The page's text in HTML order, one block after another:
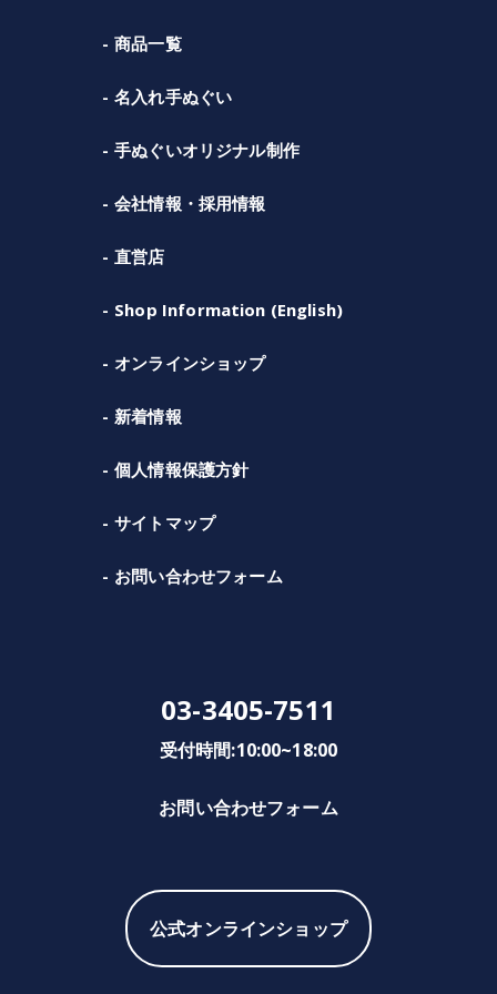
商品一覧
名入れ手ぬぐい
手ぬぐいオリジナル制作
会社情報・採用情報
直営店
Shop Information (English)
オンラインショップ
新着情報
個人情報保護方針
サイトマップ
お問い合わせフォーム
03-3405-7511
受付時間:10:00~18:00
お問い合わせフォーム
公式オンラインショップ